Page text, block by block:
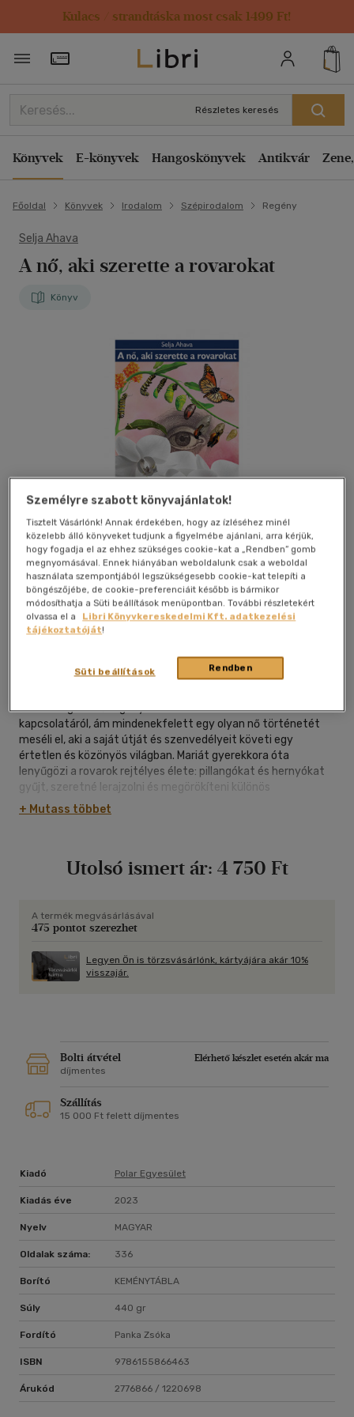
Kulacs / strandtáska most csak 1499 Ft!
Törzsvásárlói Kártya adatai
Részletes keresés
Könyvek E-könyvek Hangoskönyvek Antikvár
Főoldal Könyvek Irodalom Szépirodalom Regény
Selja Ahava
A nő, aki szerette a rovarokat
Könyv
Kívánságlistához adom Megosztom
magyar nyelvű|keménytábla
A lírai hangvételű regény meditáció az ember és a természet
kapcsolatáról, ám mindenekfelett egy olyan nő történetét
meséli el, aki a saját útját és szenvedélyeit követi egy
értetlen és közönyös világban. Mariát gyerekkora óta
lenyűgözi a rovarok rejtélyes élete: pillangókat és hernyókat
gyűjt, szeretné lerajzolni és megörökíteni különös
életciklusaikat és metamorfózisukat. A főhős figuráját valós
történelmi személyiség, a 17. századi német
+ Mutass többet
Utolsó ismert ár: 4 750 Ft
A termék megvásárlásával
475 pontot szerezhet
Legyen Ön is törzsvásárlónk, kártyájára akár 10%
visszajár.
Bolti átvétel
Elérhető készlet esetén akár ma
díjmentes
Szállítás
15 000 Ft felett díjmentes
Kiadó Polar Egyesület
Kiadás éve 2023
Nyelv MAGYAR
Oldalak száma: 336
Borító KEMÉNYTÁBLA
Súly 440 gr
Fordító Panka Zsóka
ISBN 9786155866463
Árukód 2776866 / 1220698
Személyre szabott könyvajánlatok!
Tisztelt Vásárlónk! Annak érdekében, hogy az ízléséhez minél
közelebb álló könyveket tudjunk a figyelmébe ajánlani, arra kérjük,
hogy fogadja el az ehhez szükséges cookie-kat a „Rendben” gomb
megnyomásával. Ennek hiányában weboldalunk csak a weboldal
használata szempontjából legszükségesebb cookie-kat telepíti a
böngészőjébe, de cookie-preferenciáit később is bármikor
módosíthatja a Süti beállítások menüpontban. További részletekért
olvassa el a
Libri Könyvkereskedelmi Kft. adatkezelési
tájékoztatóját!
Rendben
Süti beállítások